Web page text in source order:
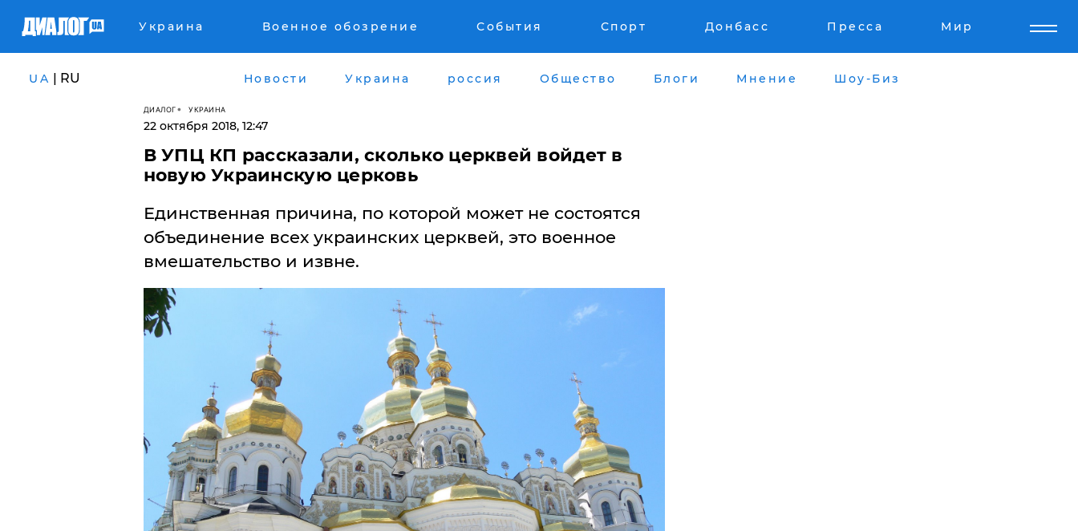
Украина Военное обозрение События Спорт Донбасс Пресса Мир
UA | RU Новости Украина россия Общество Блоги Мнение Шоу-Биз
ДИАЛОГ УКРАИНА
22 октября 2018, 12:47
В УПЦ КП рассказали, сколько церквей войдет в
новую Украинскую церковь
Единственная причина, по которой может не состоятся
объединение всех украинских церквей, это военное
вмешательство и извне.